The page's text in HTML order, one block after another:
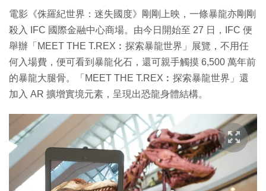
電影《侏羅紀世界：迷失國度》剛剛上映，一條暴龍亦剛剛
殺入 IFC 國際金融中心商場。由今日開始至 27 日，IFC 便
舉辦「MEET THE T.REX︰探索暴龍世界」展覽，不用任
何入場費，便可看到暴龍化石，還可親手觸摸 6,500 萬年前
的暴龍大腿骨。「MEET THE T.REX︰探索暴龍世界」還
加入 AR 擴增實境元素，呈現出恐龍身體結構。